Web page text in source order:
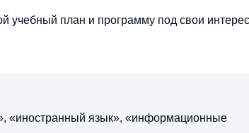
учебный план и программу под свои
«иностранный язык», «информационные